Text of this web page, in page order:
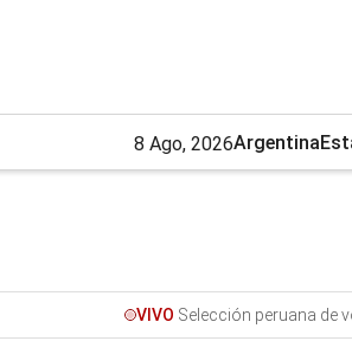
8 Ago, 2026Argentina
VIVO Selección peruana de